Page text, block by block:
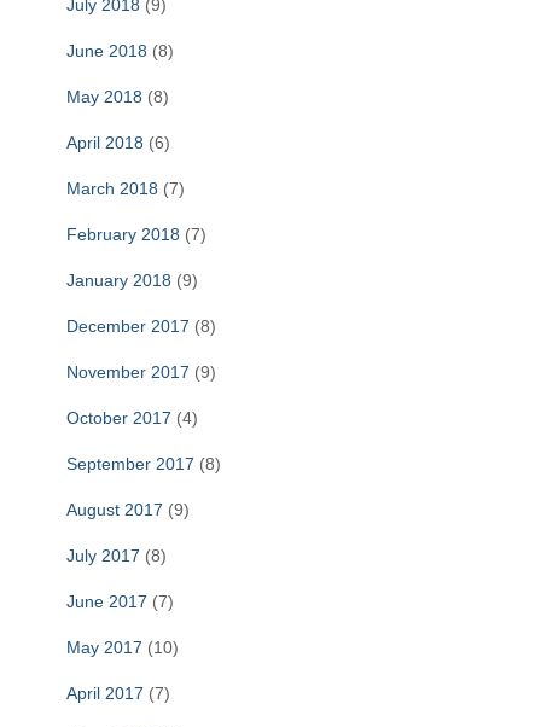
July 2018 (9)
June 2018 (8)
May 2018 (8)
April 2018 (6)
March 2018 (7)
February 2018 (7)
January 2018 (9)
December 2017 (8)
November 2017 (9)
October 2017 (4)
September 2017 (8)
August 2017 (9)
July 2017 (8)
June 2017 (7)
May 2017 (10)
April 2017 (7)